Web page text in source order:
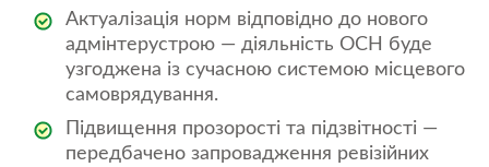
Актуалізація норм відповідно до нового
адмінтерустрою — діяльність ОСН буде
узгоджена із сучасною системою місцевого
самоврядування.
Підвищення прозорості та підзвітності —
передбачено запровадження ревізійних